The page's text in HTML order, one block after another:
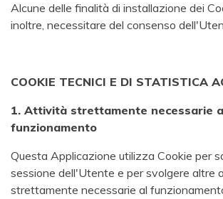
Alcune delle finalità di installazione dei
inoltre, necessitare del consenso
COOKIE TECNICI E DI STATISTICA
1. Attività strettamente necessarie
funzionamento
Questa Applicazione utilizza Cookie per
sessione dell'Utente e per svolgere altre
strettamente necessarie al